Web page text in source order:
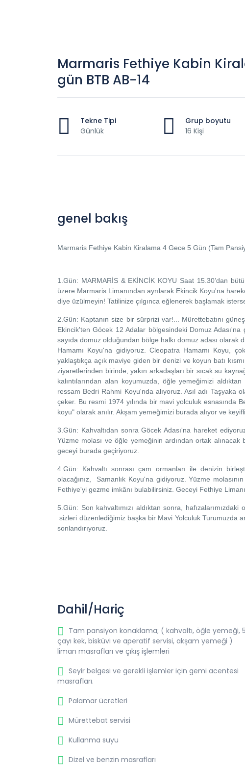
Marmaris Fethiye Kabin
gün BTB AB-14
Tekne Tipi
Günlük
Grup boyutu
16 Kişi
genel bakış
Marmaris Fethiye Kabin Kiralama 4 Gece 5 Gün (Tam
1.Gün: MARMARİS & EKİNCİK KOYU Saat 15.30’dan
üzere Marmaris Limanından ayrılarak Ekincik Koyu'na
diye üzülmeyin! Tatilinize çılgınca eğlenerek başlamak
2.Gün: Kaptanın size bir sürprizi var!... Mürettebatını
Ekincik'ten Göcek 12 Adalar bölgesindeki Domuz
sayıda domuz olduğundan bölge halkı domuz adası olarak
Hamamı Koyu'na gidiyoruz. Cleopatra Hamamı Koyu,
yaklaştıkça açık maviye giden bir denizi ve koyun batı
ziyaretlerinden birinde, yakın arkadaşları bir sıcak su
kalıntılarından alan koyumuzda, öğle yemeğimizi
ressam Bedri Rahmi Koyu'nda alıyoruz. Asıl adı Taşyaka
çeker. Bu resmi 1974 yılında bir mavi yolculuk esnasında
koyu" olarak anılır. Akşam yemeğimizi burada alıyor ve
3.Gün: Kahvaltıdan sonra Göcek Adası'na hareket
Yüzme molası ve öğle yemeğinin ardından ortak
geceyi burada geçiriyoruz.
4.Gün: Kahvaltı sonrası çam ormanları ile denizin
olacağınız, Samanlık Koyu'na gidiyoruz. Yüzme
Fethiye'yi gezme imkânı bulabilirsiniz. Geceyi Fethiye
5.Gün: Son kahvaltımızı aldıktan sonra,
sizleri düzenlediğimiz başka bir Mavi Yolculuk Turumuzda
sonlandırıyoruz.
Dahil/Hariç
Tam pansiyon konaklama; ( kahvaltı, öğle yemeği, 5
çayı kek, bisküvi ve aperatif servisi, akşam yemeği )
liman masrafları ve çıkış işlemleri
Seyir belgesi ve gerekli işlemler için gemi acentesi
masrafları.
Palamar ücretleri
Mürettebat servisi
Kullanma suyu
Dizel ve benzin masrafları